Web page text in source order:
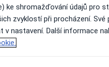
nejsou k dispozici
informace o svých
ke shromažďování údajů pro
zvyklostí při procházení.
v nastavení. Další informace